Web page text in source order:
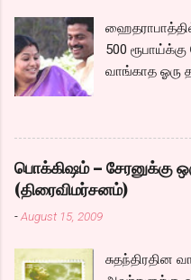
500
வாங்காத ஓரு
அமைந்தது?
தன்னுடய
சும்மா, சுத்தி,
பொக்கிஷம் – சேரனுக்கு
(திரைவிமர்சனம்)
-August 15, 2009
சுதந்திரதின